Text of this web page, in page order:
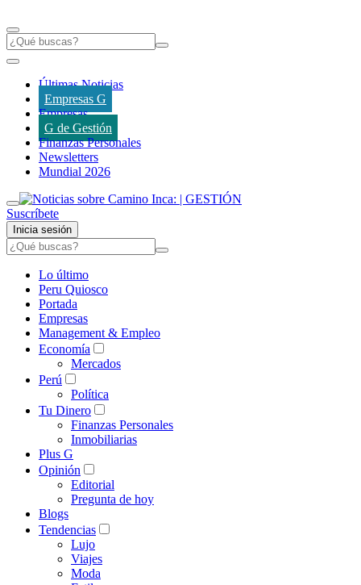
Últimas Noticias
Empresas G
Empresas
G de Gestión
Finanzas Personales
Newsletters
Mundial 2026
Suscríbete
Inicia sesión
Lo último
Peru Quiosco
Portada
Empresas
Management & Empleo
Economía
Mercados
Perú
Política
Tu Dinero
Finanzas Personales
Inmobiliarias
Plus G
Opinión
Editorial
Pregunta de hoy
Blogs
Tendencias
Lujo
Viajes
Moda